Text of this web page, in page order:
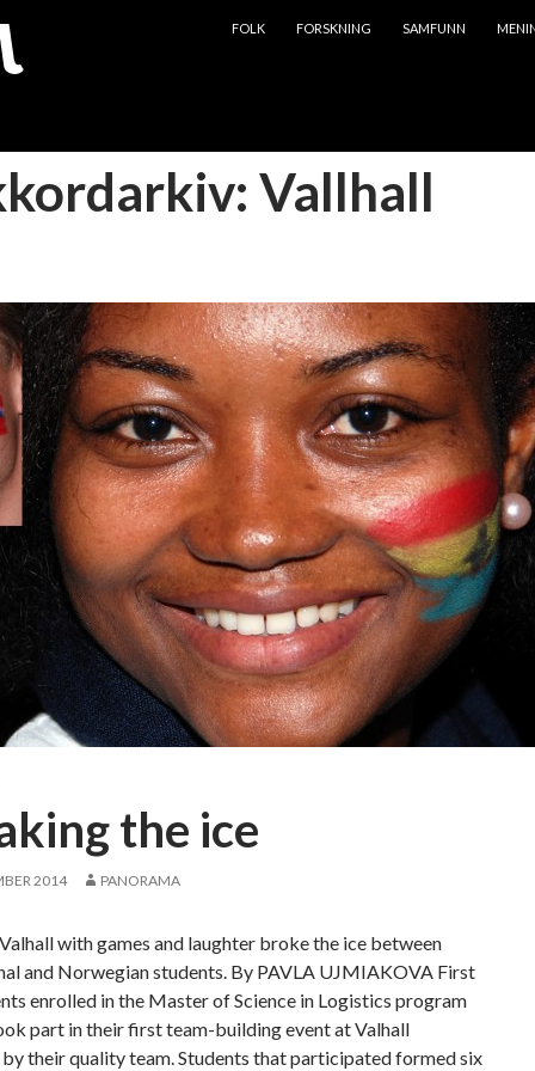
FOLK
FORSKNING SAMFUNN
Vallhall
the ice
2014 PANORAMA
with games and laughter broke the ice between
and Norwegian students. By PAVLA UJMIAKOVA First
enrolled in the Master of Science in Logistics program
part in their first team-building event at Valhall
their quality team. Students that participated formed six